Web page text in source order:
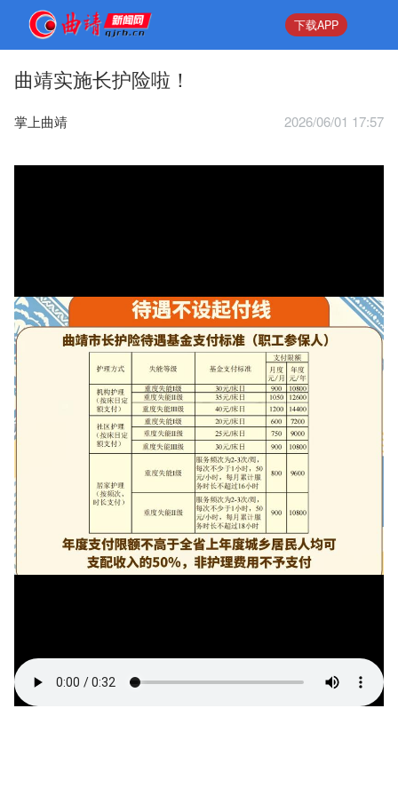
下载APP
曲靖实施长护险啦！
掌上曲靖 2026/06/01 17:57